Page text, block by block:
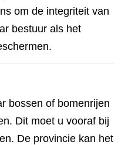
om de integriteit van
bestuur als het
bossen of bomenrijen
Dit moet u vooraf bij
De provincie kan het